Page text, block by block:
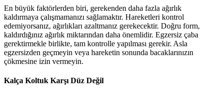
En büyük faktörlerden biri, gerekenden daha fazla ağırlık
kaldırmaya çalışmamanızı sağlamaktır. Hareketleri kontrol
edemiyorsanız, ağırlıkları azaltmanız gerekecektir. Doğru form,
kaldırdığınız ağırlık miktarından daha önemlidir. Egzersiz çaba
gerektirmekle birlikte, tam kontrolle yapılması gerekir. Asla
egzersizden geçmeyin veya hareketin sonunda bacaklarınızın
çökmesine izin vermeyin.
Kalça Koltuk Karşı Düz Değil